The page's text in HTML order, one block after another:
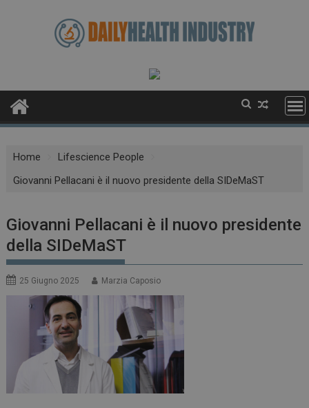
Home
Lifescience People
Giovanni Pellacani è il nuovo presidente della SIDeMaST
Giovanni Pellacani è il nuovo presidente
della SIDeMaST
25 Giugno 2025 Marzia Caposio